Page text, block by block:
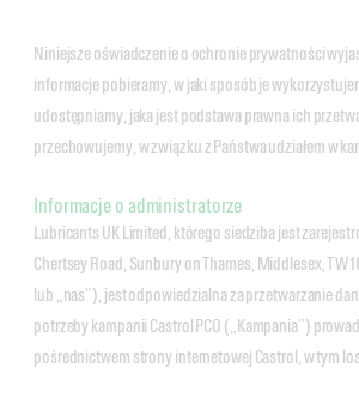
Niniejsze oświadczenie o ochronie prywatności
informacje pobieramy, w jaki sposób je
udostępniamy, jaka jest podstawa prawna ich
przechowujemy, w związku z Państwa udziałem w
Informacje o administratorze
Lubricants UK Limited, którego siedziba jest
Chertsey Road, Sunbury on Thames, Middlesex,
lub „nas”), jest odpowiedzialna za przetwarzanie
potrzeby kampanii Castrol PCO („Kampania”)
pośrednictwem strony internetowej Castrol, w tym